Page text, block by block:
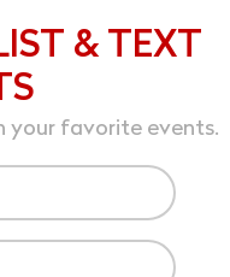
& TEXT
your favorite events.